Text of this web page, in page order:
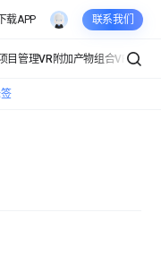
下载APP 联系我们
目管理VR附加产物组合VR组织